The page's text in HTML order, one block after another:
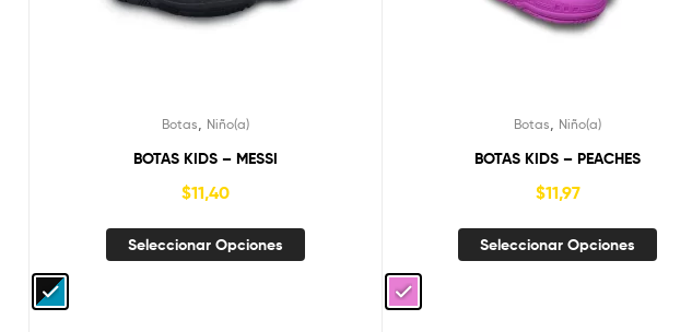
Botas Niño(a)
BOTAS KIDS – MESSI
$11,40
Seleccionar Opciones
Botas Niño(a)
BOTAS KIDS – PEACHES
$11,97
Seleccionar Opciones